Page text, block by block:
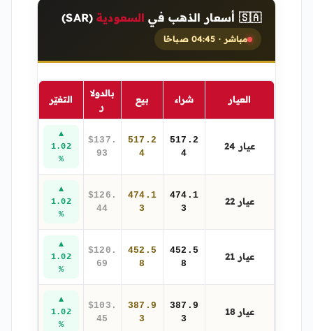
🇸🇦 أسعار الذهب في السعودية(SAR)
مباشر · 04:45 صباحًا
العيار شراء بيع
بالدولا
ر
التغيّر
عيار 24
517.2
4
517.2
4
$137.
93
▲
1.02
%
عيار 22
474.1
3
474.1
3
$126.
44
▲
1.02
%
عيار 21
452.5
8
452.5
8
$120.
69
▲
1.02
%
عيار 18
387.9
3
387.9
3
$103.
45
▲
1.02
%